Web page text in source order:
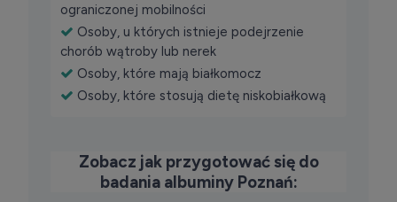
ograniczonej mobilności
Osoby, u których istnieje podejrzenie
chorób wątroby lub nerek
Osoby, które mają białkomocz
Osoby, które stosują dietę niskobiałkową
Zobacz jak przygotować się do
badania albuminy Poznań: